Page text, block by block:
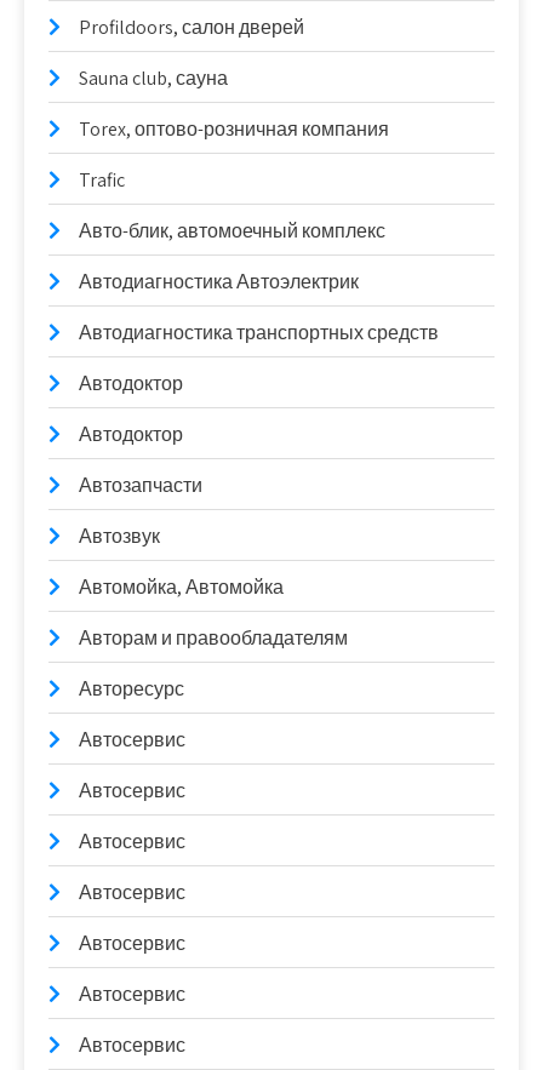
Profildoors, салон дверей
Sauna club, сауна
Torex, оптово-розничная компания
Trafic
Авто-блик, автомоечный комплекс
Автодиагностика Автоэлектрик
Автодиагностика транспортных средств
Автодоктор
Автодоктор
Автозапчасти
Автозвук
Автомойка, Автомойка
Авторам и правообладателям
Авторесурс
Автосервис
Автосервис
Автосервис
Автосервис
Автосервис
Автосервис
Автосервис